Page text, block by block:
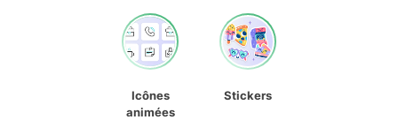
Icônes
animées
Stickers